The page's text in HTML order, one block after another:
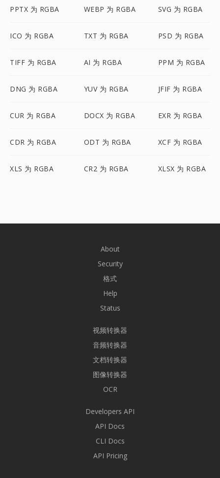
PPTX 为 RGBA WEBP 为 RGBA SVG 为 RGBA
ICO 为 RGBA TXT 为 RGBA PSD 为 RGBA
TIFF 为 RGBA AI 为 RGBA PPM 为 RGBA
DNG 为 RGBA YUV 为 RGBA JFIF 为 RGBA
CUR 为 RGBA DOCX 为 RGBA EXR 为 RGBA
CDR 为 RGBA ODT 为 RGBA XCF 为 RGBA
XLS 为 RGBA CR2 为 RGBA XLSX 为 RGBA
About
Security
格式
Help
Status
视频转换器
音频转换器
文档转换器
图像转换器
OCR
Developers API
API Docs
CLI Docs
API Pricing